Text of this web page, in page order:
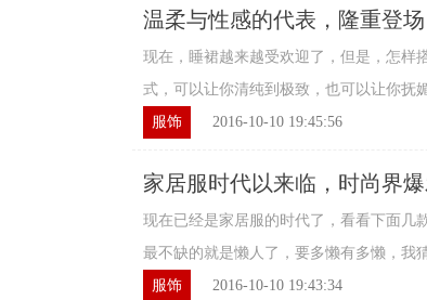
温柔与性感的代表，隆重登场
现在，睡裙越来越受欢迎了，但是，怎样
式，可以让你清纯到极致，也可以让你抚
服饰
2016-10-10 19:45:56
家居服时代以来临，时尚界
现在已经是家居服的时代了，看看下面几
最不缺的就是懒人了，要多懒有多懒，我
服饰
2016-10-10 19:43:34